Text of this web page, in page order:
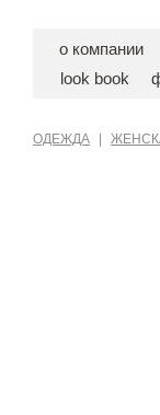
о компании
look book
ОДЕЖДА